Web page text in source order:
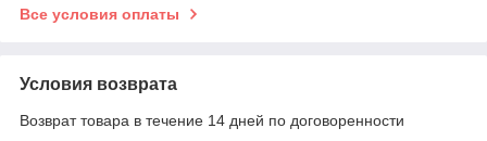
Все условия оплаты
Условия возврата
Возврат товара в течение 14 дней по договоренности